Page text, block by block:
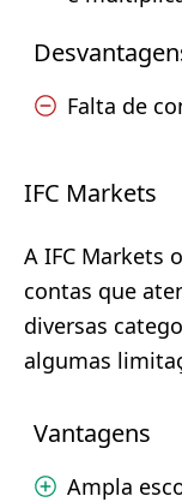
Falta de
IFC Markets
A IFC Markets
contas que
diversas
algumas
Vantagens
Ampla